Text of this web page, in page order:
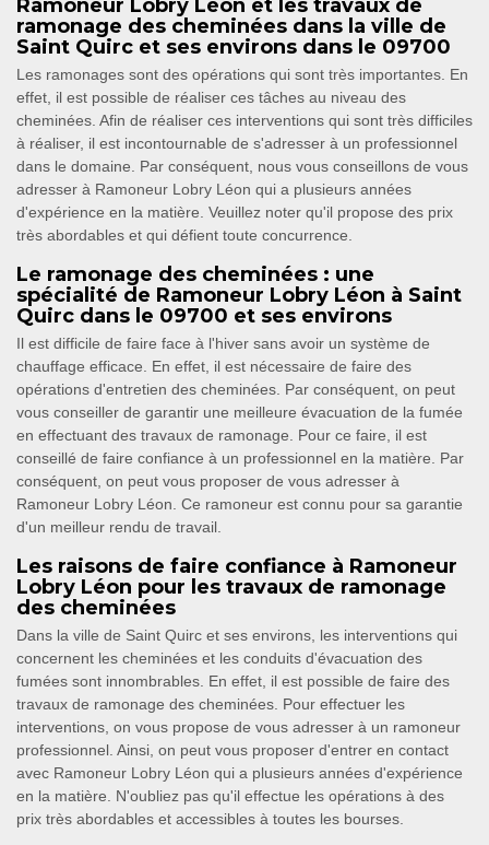
Ramoneur Lobry Léon et les travaux de
ramonage des cheminées dans la ville de
Saint Quirc et ses environs dans le 09700
Les ramonages sont des opérations qui sont très importantes. En
effet, il est possible de réaliser ces tâches au niveau des
cheminées. Afin de réaliser ces interventions qui sont très difficiles
à réaliser, il est incontournable de s'adresser à un professionnel
dans le domaine. Par conséquent, nous vous conseillons de vous
adresser à Ramoneur Lobry Léon qui a plusieurs années
d'expérience en la matière. Veuillez noter qu'il propose des prix
très abordables et qui défient toute concurrence.
Le ramonage des cheminées : une
spécialité de Ramoneur Lobry Léon à Saint
Quirc dans le 09700 et ses environs
Il est difficile de faire face à l'hiver sans avoir un système de
chauffage efficace. En effet, il est nécessaire de faire des
opérations d'entretien des cheminées. Par conséquent, on peut
vous conseiller de garantir une meilleure évacuation de la fumée
en effectuant des travaux de ramonage. Pour ce faire, il est
conseillé de faire confiance à un professionnel en la matière. Par
conséquent, on peut vous proposer de vous adresser à
Ramoneur Lobry Léon. Ce ramoneur est connu pour sa garantie
d'un meilleur rendu de travail.
Les raisons de faire confiance à Ramoneur
Lobry Léon pour les travaux de ramonage
des cheminées
Dans la ville de Saint Quirc et ses environs, les interventions qui
concernent les cheminées et les conduits d'évacuation des
fumées sont innombrables. En effet, il est possible de faire des
travaux de ramonage des cheminées. Pour effectuer les
interventions, on vous propose de vous adresser à un ramoneur
professionnel. Ainsi, on peut vous proposer d'entrer en contact
avec Ramoneur Lobry Léon qui a plusieurs années d'expérience
en la matière. N'oubliez pas qu'il effectue les opérations à des
prix très abordables et accessibles à toutes les bourses.